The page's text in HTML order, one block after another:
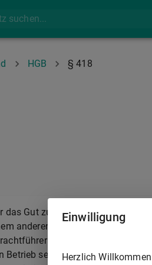
HGB § 418
das Gut zu verfügen. Er kann
anderen Bestimmungsort, an
ist nur insoweit zur
seines Unternehmens
Einwilligung
Herzlich